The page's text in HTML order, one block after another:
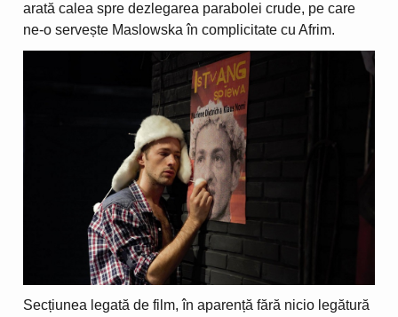
arată calea spre dezlegarea parabolei crude, pe care
ne-o servește Maslowska în complicitate cu Afrim.
Secțiunea legată de film, în aparență fără nicio legătură